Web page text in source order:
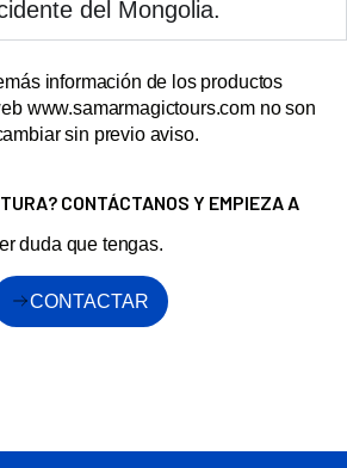
del Mongolia.
información de los productos
www.samarmagictours.com no son
sin previo aviso.
CONTÁCTANOS Y EMPIEZA A
duda que tengas.
CONTACTAR